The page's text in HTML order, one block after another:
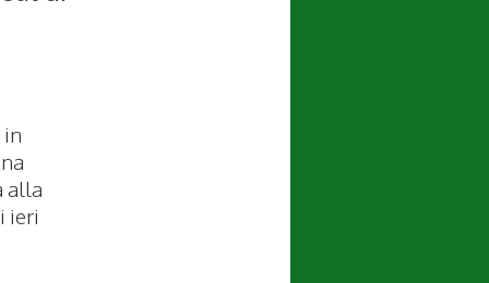
in
alla
ieri